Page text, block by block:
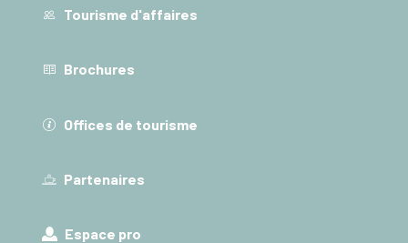
Tourisme d'affaires
Brochures
Offices de tourisme
Partenaires
Espace pro